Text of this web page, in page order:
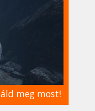
meg most!